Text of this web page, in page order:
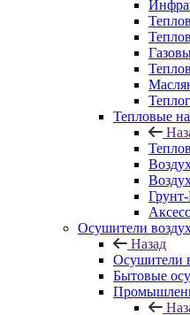
Тепловые
Осушители
Назад
Осушители
Бытовые